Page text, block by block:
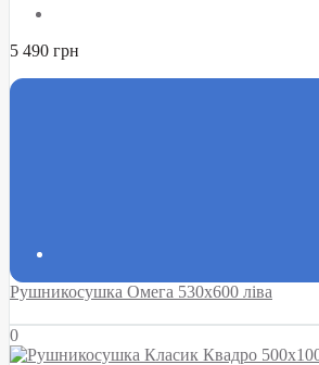
5 490 грн
Рушникосушка Омега 530х600 ліва
0